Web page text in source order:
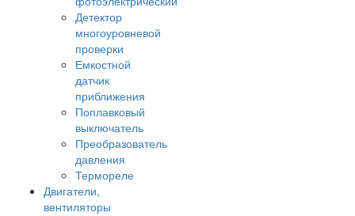
Детектор
многоуровневой
проверки
Емкостной
датчик
приближения
Поплавковый
выключатель
Преобразователь
давления
Термореле
Двигатели,
вентиляторы